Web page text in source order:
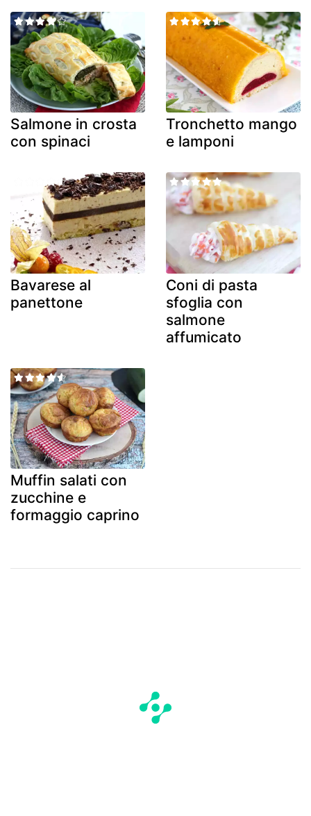
Salmone in crosta
con spinaci
Tronchetto mango
e lamponi
Bavarese al
panettone
Coni di pasta
sfoglia con
salmone
affumicato
Muffin salati con
zucchine e
formaggio caprino